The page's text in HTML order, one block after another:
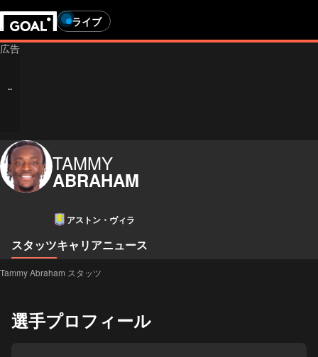
ライブ
TAMMY
ABRAHAM
アストン・ヴィラ
スタッツキャリアニュース
Tammy Abraham スタッツ
選手プロフィール